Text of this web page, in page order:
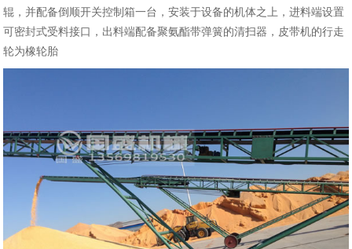
辊，并配备倒顺开关控制箱一台，安装于设备的机体之上，进料端设置
可密封式受料接口，出料端配备聚氨酯带弹簧的清扫器，皮带机的行走
轮为橡轮胎